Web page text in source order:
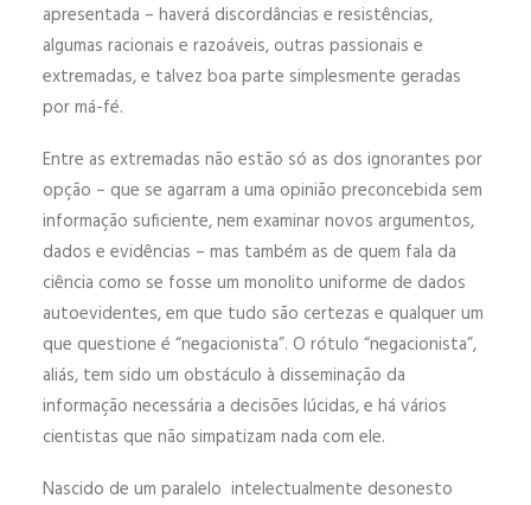
apresentada – haverá discordâncias e resistências,
algumas racionais e razoáveis, outras passionais e
extremadas, e talvez boa parte simplesmente geradas
por má-fé.
Entre as extremadas não estão só as dos ignorantes por
opção – que se agarram a uma opinião preconcebida sem
informação suficiente, nem examinar novos argumentos,
dados e evidências – mas também as de quem fala da
ciência como se fosse um monolito uniforme de dados
autoevidentes, em que tudo são certezas e qualquer um
que questione é “negacionista”. O rótulo “negacionista”,
aliás, tem sido um obstáculo à disseminação da
informação necessária a decisões lúcidas, e há vários
cientistas que não simpatizam nada com ele.
Nascido de um paralelo intelectualmente desonesto